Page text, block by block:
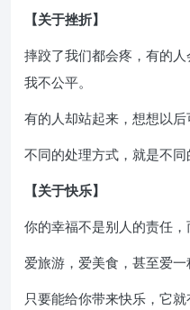
【关于挫折】
摔跤了我们都会疼，有的
我不公平。
有的人却站起来，想想以后
不同的处理方式，就是不同
【关于快乐】
你的幸福不是别人的责任，
爱旅游，爱美食，甚至爱
只要能给你带来快乐，它就